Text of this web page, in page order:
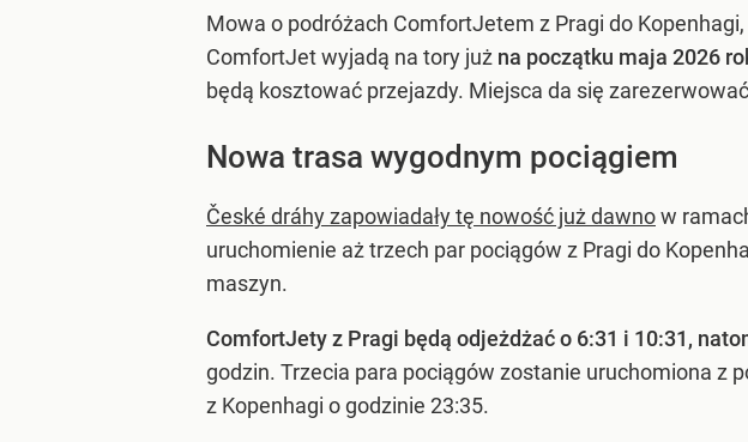
Mowa o podróżach ComfortJetem z Pragi do
ComfortJet wyjadą na tory już na początku maja 2026
będą kosztować przejazdy. Miejsca da się
Nowa trasa wygodnym pociągiem
České dráhy zapowiadały tę nowość już dawnow
uruchomienie aż trzech par pociągów z Pragi do
maszyn.
ComfortJety z Pragi będą odjeżdżać o 6:31 i 10:31,
godzin. Trzecia para pociągów zostanie uruchomiona z
z Kopenhagi o godzinie 23:35.